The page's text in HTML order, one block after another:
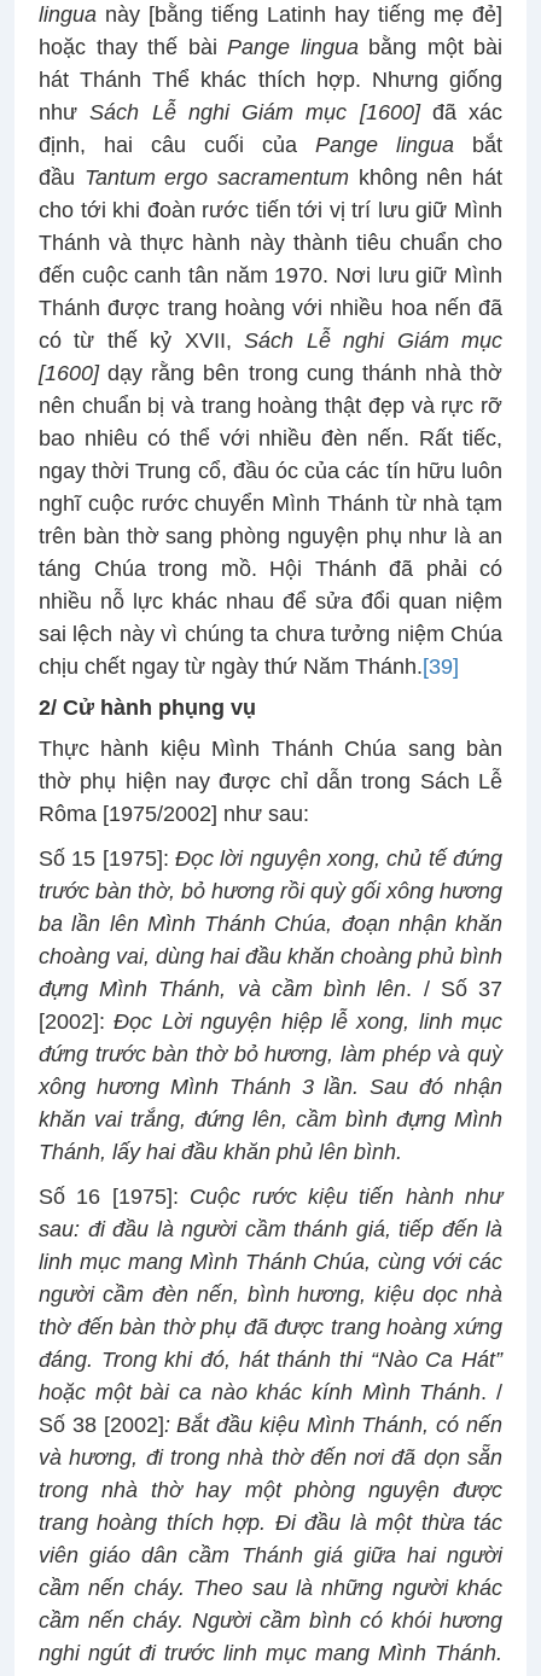
lingua này [bằng tiếng Latinh hay tiếng mẹ đẻ]
hoặc thay thế bài Pange lingua bằng một bài
hát Thánh Thể khác thích hợp. Nhưng giống
như Sách Lễ nghi Giám mục [1600] đã xác
định, hai câu cuối của
Pange lingua
bắt
đầu Tantum ergo sacramentum không nên hát
cho tới khi đoàn rước tiến tới vị trí lưu giữ Mình
Thánh và thực hành này thành tiêu chuẩn cho
đến cuộc canh tân năm 1970. Nơi lưu giữ Mình
Thánh được trang hoàng với nhiều hoa nến đã
có từ thế kỷ XVII, Sách Lễ nghi Giám mục
[1600] dạy rằng bên trong cung thánh nhà thờ
nên chuẩn bị và trang hoàng thật đẹp và rực rỡ
bao nhiêu có thể với nhiều đèn nến. Rất tiếc,
ngay thời Trung cổ, đầu óc của các tín hữu luôn
nghĩ cuộc rước chuyển Mình Thánh từ nhà tạm
trên bàn thờ sang phòng nguyện phụ như là an
táng Chúa trong mồ. Hội Thánh đã phải có
nhiều nỗ lực khác nhau để sửa đổi quan niệm
sai lệch này vì chúng ta chưa tưởng niệm Chúa
chịu chết ngay từ ngày thứ Năm Thánh.[39]
2/ Cử hành phụng vụ
Thực hành kiệu Mình Thánh Chúa sang bàn
thờ phụ hiện nay được chỉ dẫn trong Sách Lễ
Rôma [1975/2002] như sau:
Số 15 [1975]: Đọc lời nguyện xong, chủ tế đứng
trước bàn thờ, bỏ hương rồi quỳ gối xông hương
ba lần lên Mình Thánh Chúa, đoạn nhận khăn
choàng vai, dùng hai đầu khăn choàng phủ bình
đựng Mình Thánh, và cầm bình lên. / Số 37
[2002]: Đọc Lời nguyện hiệp lễ xong, linh mục
đứng trước bàn thờ bỏ hương, làm phép và quỳ
xông hương Mình Thánh 3 lần. Sau đó nhận
khăn vai trắng, đứng lên, cầm bình đựng Mình
Thánh, lấy hai đầu khăn phủ lên bình.
Số 16 [1975]: Cuộc rước kiệu tiến hành như
sau: đi đầu là người cầm thánh giá, tiếp đến là
linh mục mang Mình Thánh Chúa, cùng với các
người cầm đèn nến, bình hương, kiệu dọc nhà
thờ đến bàn thờ phụ đã được trang hoàng xứng
đáng. Trong khi đó, hát thánh thi “Nào Ca Hát”
hoặc một bài ca nào khác kính Mình Thánh. /
Số 38 [2002]: Bắt đầu kiệu Mình Thánh, có nến
và hương, đi trong nhà thờ đến nơi đã dọn sẵn
trong nhà thờ hay một phòng nguyện được
trang hoàng thích hợp. Đi đầu là một thừa tác
viên giáo dân cầm Thánh giá giữa hai người
cầm nến cháy. Theo sau là những người khác
cầm nến cháy. Người cầm bình có khói hương
nghi ngút đi trước linh mục mang Mình Thánh.